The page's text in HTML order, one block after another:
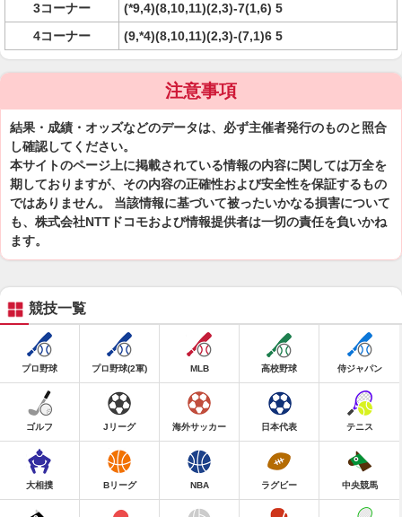
3コーナー
(*9,4)(8,10,11)(2,3)-7(1,6) 5
4コーナー
(9,*4)(8,10,11)(2,3)-(7,1)6 5
注意事項
結果・成績・オッズなどのデータは、必ず主催者発行のものと照合
し確認してください。
本サイトのページ上に掲載されている情報の内容に関しては万全を
期しておりますが、その内容の正確性および安全性を保証するもの
ではありません。 当該情報に基づいて被ったいかなる損害について
も、株式会社NTTドコモおよび情報提供者は一切の責任を負いかね
ます。
競技一覧
プロ野球 プロ野球(2軍) MLB 高校野球 侍ジャパン
ゴルフ Jリーグ 海外サッカー 日本代表 テニス
大相撲 Bリーグ NBA ラグビー 中央競馬